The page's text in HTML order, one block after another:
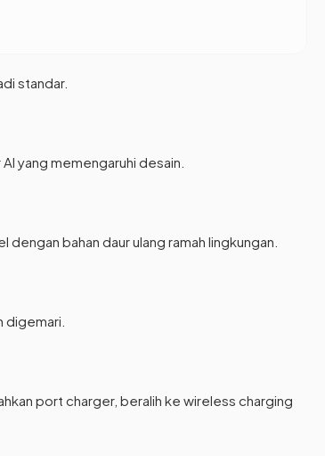
standar.
yang memengaruhi desain.
bahan daur ulang ramah lingkungan.
digemari.
port charger, beralih ke wireless charging